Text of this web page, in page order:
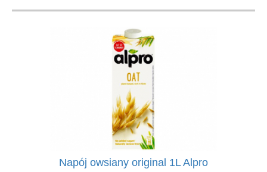
Napój owsiany original 1L Alpro